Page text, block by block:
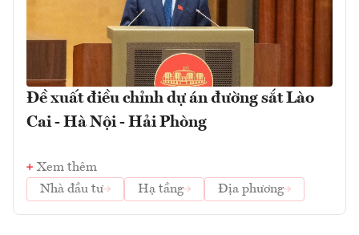
Đề xuất điều chỉnh dự án đường sắt Lào
Cai - Hà Nội - Hải Phòng
Xem thêm
Nhà đầu tư
Hạ tầng Địa phương